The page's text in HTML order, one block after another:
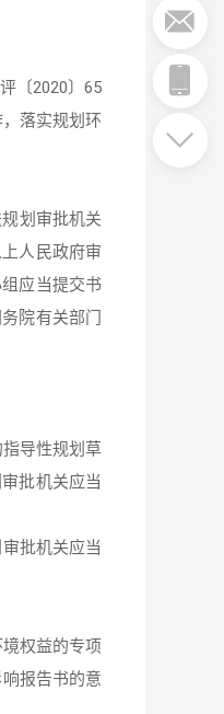
〔2020〕65
落实规划环
划审批机关
人民政府审
应当提交书
院有关部门
导性规划草
批机关应当
批机关应当
权益的专项
报告书的意


